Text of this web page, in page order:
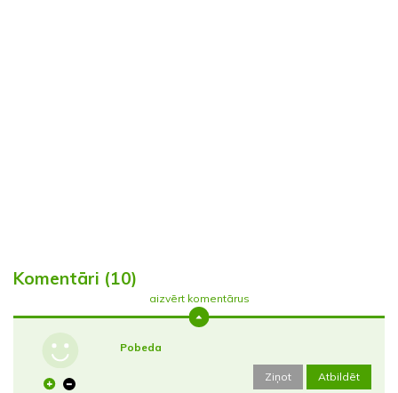
Komentāri (10)
aizvērt komentārus
Pobeda
Ziņot Atbildēt